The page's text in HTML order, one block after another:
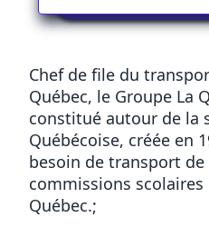
Chef de file du
Québec, le Groupe La
constitué autour de la
Québécoise, créée en
besoin de transport
commissions
Québec.;